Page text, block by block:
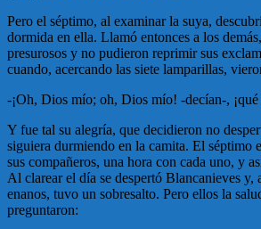
Pero el séptimo, al examinar la suya,
dormida en ella. Llamó entonces a los
presurosos y no pudieron reprimir sus
cuando, acercando las siete lamparillas,
-¡Oh, Dios mío; oh, Dios mío! -decían-, ¡qué
Y fue tal su alegría, que decidieron no
siguiera durmiendo en la camita. El séptimo
sus compañeros, una hora con cada uno, y
Al clarear el día se despertó Blancanieves y,
enanos, tuvo un sobresalto. Pero ellos la
preguntaron: